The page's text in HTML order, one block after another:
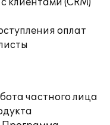
клиентами (CRM)
оплат
частного лица